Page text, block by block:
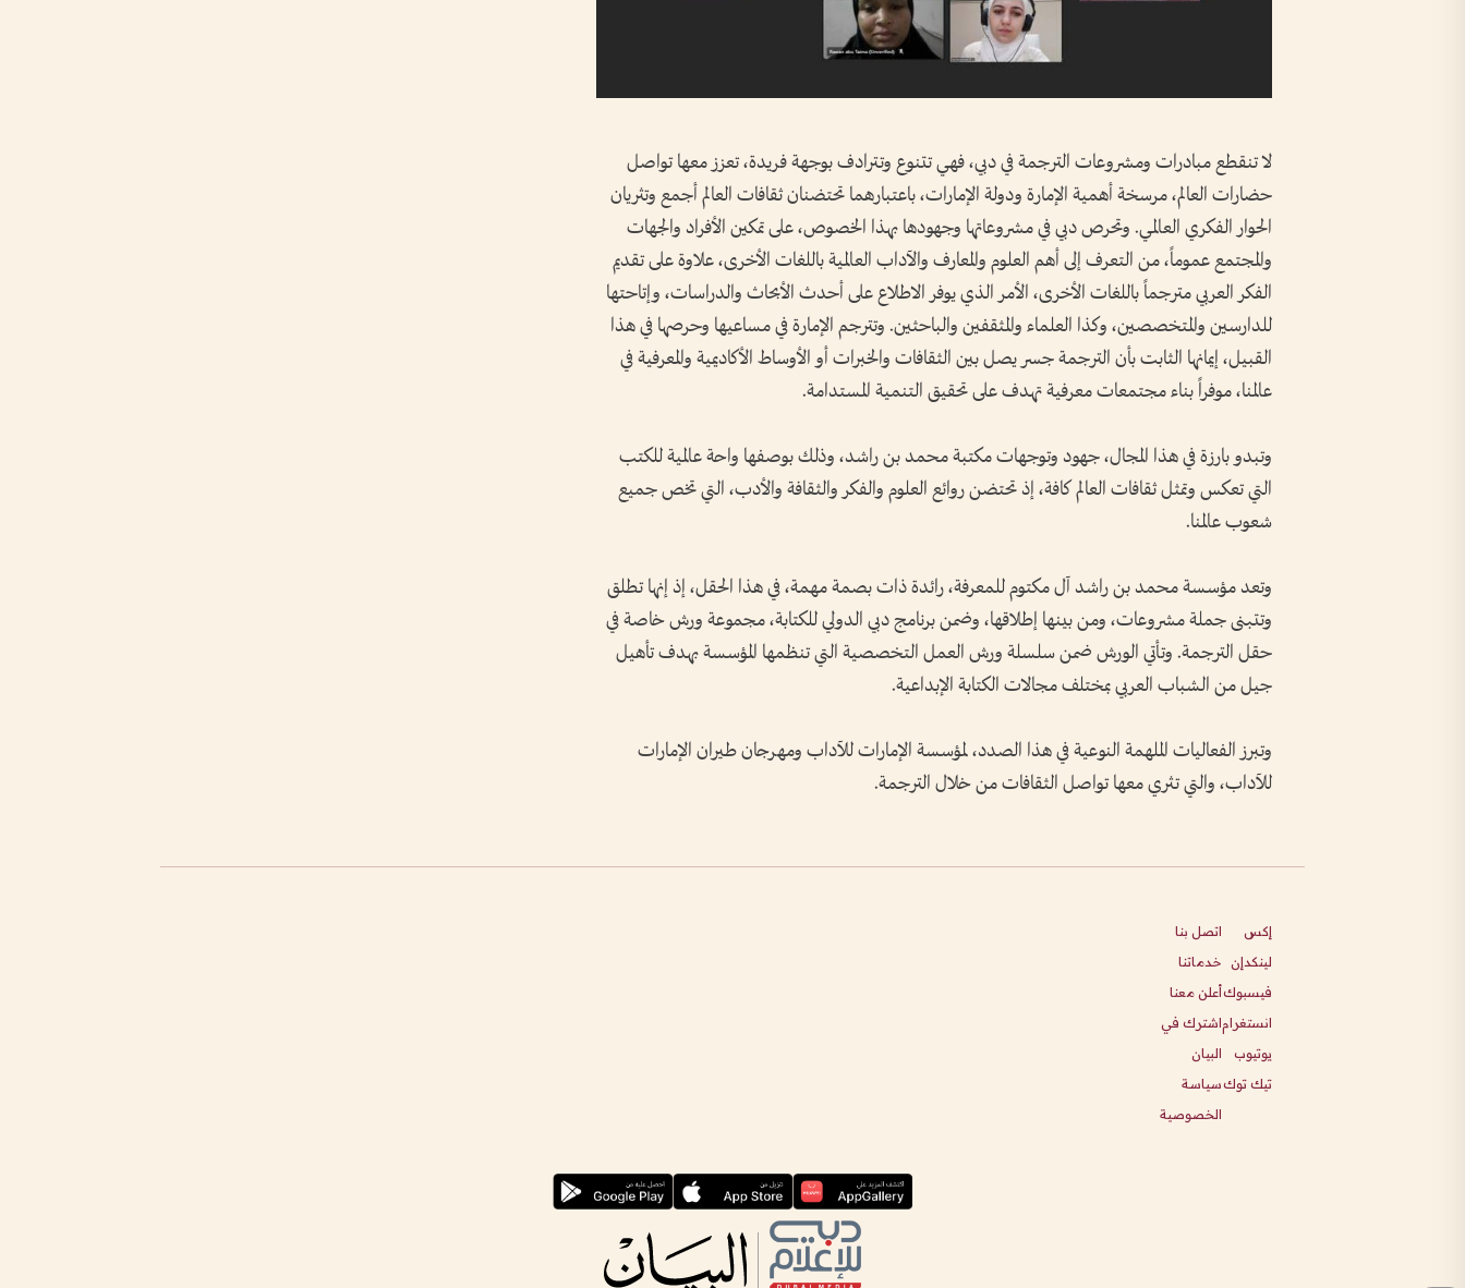
لا تنقطع مبادرات ومشروعات الترجمة في دبي، فهي تتنوع وتترادف بوجهة فريدة، تعزز معها تواصل
حضارات العالم، مرسخة أهمية الإمارة ودولة الإمارات، باعتبارهما تحتضنان ثقافات العالم أجمع وتثريان
الحوار الفكري العالمي. وتحرص دبي في مشروعاتها وجهودها بهذا الخصوص، على تمكين الأفراد والجهات
والمجتمع عموماً، من التعرف إلى أهم العلوم والمعارف والآداب العالمية باللغات الأخرى، علاوة على تقديم
الفكر العربي مترجماً باللغات الأخرى، الأمر الذي يوفر الاطلاع على أحدث الأبحاث والدراسات، وإتاحتها
للدارسين والمتخصصين، وكذا العلماء والمثقفين والباحثين. وتترجم الإمارة في مساعيها وحرصها في هذا
القبيل، إيمانها الثابت بأن الترجمة جسر يصل بين الثقافات والخبرات أو الأوساط الأكاديمية والمعرفية في
عالمنا، موفراً بناء مجتمعات معرفية تهدف على تحقيق التنمية المستدامة.
وتبدو بارزة في هذا المجال، جهود وتوجهات مكتبة محمد بن راشد، وذلك بوصفها واحة عالمية للكتب
التي تعكس وتمثل ثقافات العالم كافة، إذ تحتضن روائع العلوم والفكر والثقافة والأدب، التي تخص جميع
شعوب عالمنا.
وتعد مؤسسة محمد بن راشد آل مكتوم للمعرفة، رائدة ذات بصمة مهمة، في هذا الحقل، إذ إنها تطلق
وتتبنى جملة مشروعات، ومن بينها إطلاقها، وضمن برنامج دبي الدولي للكتابة، مجموعة ورش خاصة في
حقل الترجمة. وتأتي الورش ضمن سلسلة ورش العمل التخصصية التي تنظمها المؤسسة بهدف تأهيل
جيل من الشباب العربي بمختلف مجالات الكتابة الإبداعية.
وتبرز الفعاليات الملهمة النوعية في هذا الصدد، لمؤسسة الإمارات للآداب ومهرجان طيران الإمارات
للآداب، والتي تثري معها تواصل الثقافات من خلال الترجمة.
إكس
لينكدإن
فيسبوك
انستغرام
يوتيوب
تيك توك
اتصل بنا
خدماتنا
أعلن معنا
اشترك في
البيان
سياسة
الخصوصية